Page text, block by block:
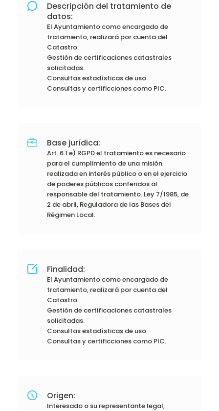
Descripción del tratamiento de
datos:
El Ayuntamiento como encargado de
tratamiento, realizará por cuenta del
Catastro:
Gestión de certificaciones catastrales
solicitadas.
Consultas estadísticas de uso.
Consultas y certificciones como PIC.
Base jurídica:
Art. 6.1.e) RGPD el tratamiento es necesario
para el cumplimiento de una misión
realizada en interés público o en el ejercicio
de poderes públicos conferidos al
responsable del tratamiento. Ley 7/1985, de
2 de abril, Reguladora de las Bases del
Régimen Local.
Finalidad:
El Ayuntamiento como encargado de
tratamiento, realizará por cuenta del
Catastro:
Gestión de certificaciones catastrales
solicitadas.
Consultas estadísticas de uso.
Consultas y certificciones como PIC.
Origen:
Interesado o su representante legal,